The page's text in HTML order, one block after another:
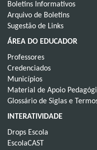
Boletins Informativos
Arquivo de Boletins
Sugestão de Links
ÁREA DO EDUCADOR
Professores
Credenciados
Municípios
Material de Apoio
Glossário de Siglas e
INTERATIVIDADE
Drops Escola
EscolaCAST